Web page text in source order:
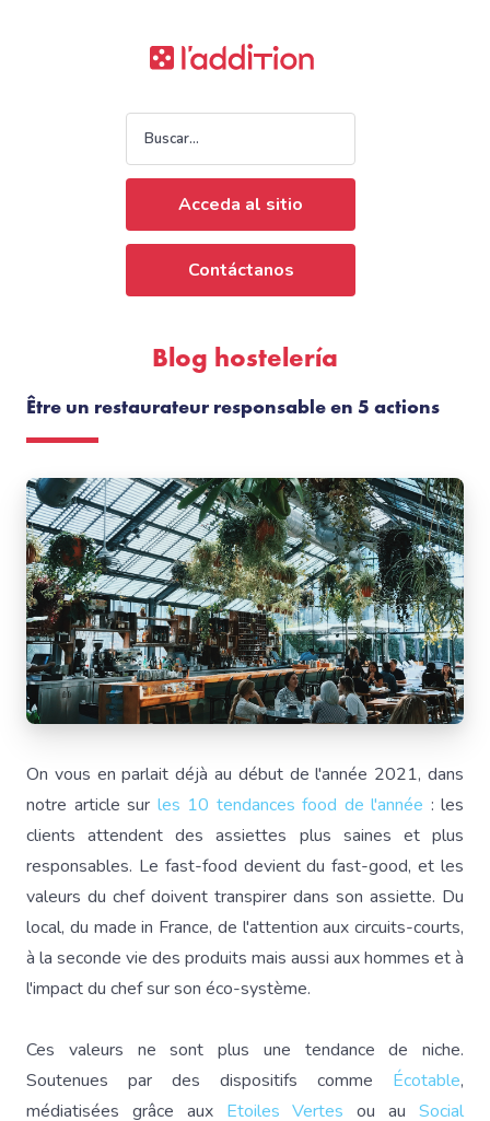
Acceda al sitio
Contáctanos
Blog hostelería
Être un restaurateur responsable en 5 actions
On vous en parlait déjà au début de l'année 2021, dans
notre article sur les 10 tendances food de l'année : les
clients attendent des assiettes plus saines et plus
responsables. Le fast-food devient du fast-good, et les
valeurs du chef doivent transpirer dans son assiette. Du
local, du made in France, de l'attention aux circuits-courts,
à la seconde vie des produits mais aussi aux hommes et à
l'impact du chef sur son éco-système.
Ces valeurs ne sont plus une tendance de niche.
Soutenues par des dispositifs comme Écotable,
médiatisées grâce aux Etoiles Vertes ou auSocial